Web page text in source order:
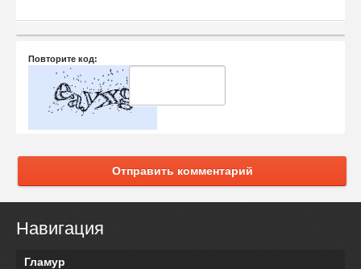
Повторите код:
Отправить комментарий
Навигация
Гламур